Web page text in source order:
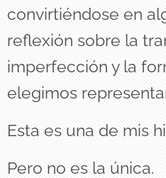
convirtiéndose en
reflexión sobre la
imperfección y la
elegimos
Esta es una de mis
Pero no es la única.